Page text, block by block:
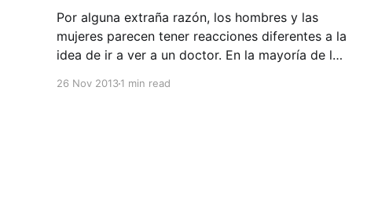
Por alguna extraña razón, los hombres y las
mujeres parecen tener reacciones diferentes a la
idea de ir a ver a un doctor. En la mayoría de las
26 Nov 20131 min read